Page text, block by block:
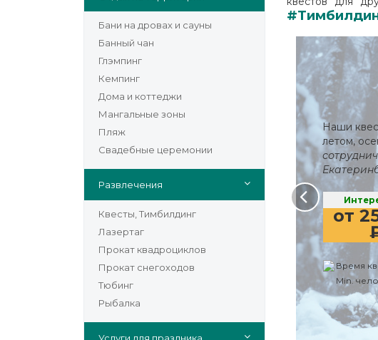
Бани на дровах и сауны
Банный чан
Глэмпинг
Кемпинг
Дома и коттеджи
Мангальные зоны
Пляж
Свадебные церемонии
Развлечения
Квесты, Тимбилдинг
Лазертаг
Прокат квадроциклов
Прокат снегоходов
Тюбинг
Рыбалка
Наши
летом,
от
Время
Min.